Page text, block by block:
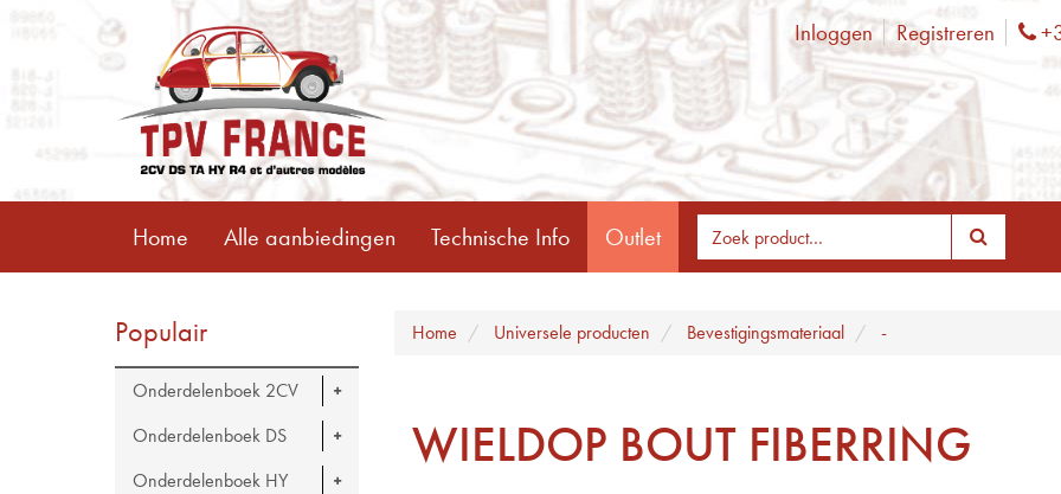
Inloggen Registreren
Home Alle aanbiedingen Technische Info Outlet
Populair
Onderdelenboek 2CV
Onderdelenboek DS
Onderdelenboek HY
Home Universele producten Bevestigingsmateriaal -
WIELDOP BOUT FIBERRING